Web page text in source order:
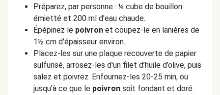
Préparez, par personne : ¼ cube de bouillon
émietté et 200 ml d'eau chaude.
Épépinez le poivron et coupez-le en lanières de
1½ cm d'épaisseur environ.
Placez-les sur une plaque recouverte de papier
sulfurisé, arrosez-les d'un filet d’huile d’olive, puis
salez et poivrez. Enfournez-les 20-25 min, ou
jusqu'à ce que le poivron soit fondant et doré.